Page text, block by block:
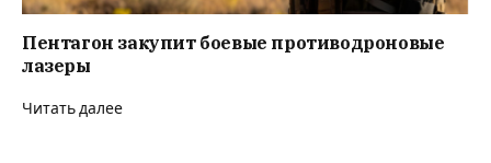
Пентагон закупит боевые противодроновые
лазеры
Читать далее